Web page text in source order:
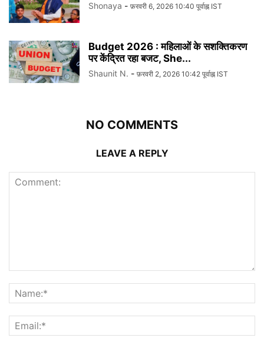
Shonaya - फ़रवरी 6, 2026 10:40 पूर्वाह्न IST
Budget 2026 : महिलाओं के सशक्तिकरण
पर केंद्रित रहा बजट, She...
Shaunit N. - फ़रवरी 2, 2026 10:42 पूर्वाह्न IST
NO COMMENTS
LEAVE A REPLY